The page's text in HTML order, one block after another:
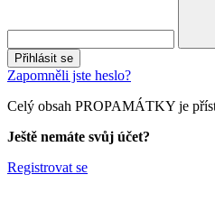
Přihlásit se
Zapomněli jste heslo?
Celý obsah PROPAMÁTKY je
Ještě nemáte svůj účet?
Registrovat se